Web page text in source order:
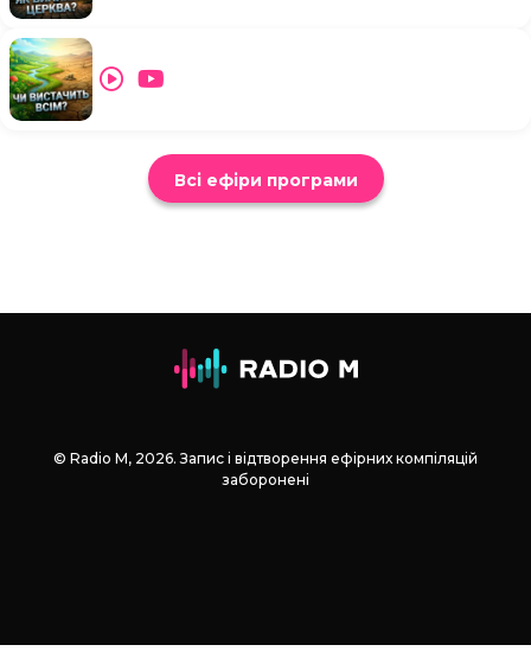
Всі ефіри програми
© Radio М, 2026. Запис і відтворення ефірних компіляцій
заборонені